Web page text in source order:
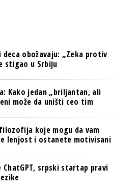
obožavaju: „Zeka protiv
stigao u Srbiju
Kako jedan „briljantan, ali
može da uništi ceo tim
koje mogu da vam
lenjost i ostanete motivisani
srpski startap pravi